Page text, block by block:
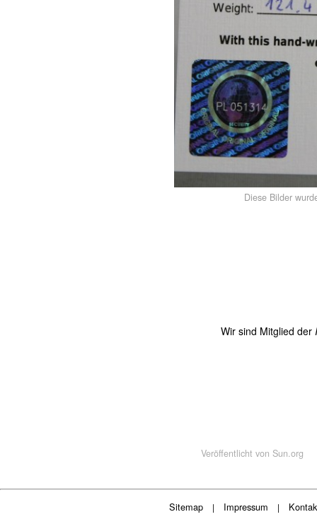
Diese Bilder
Wir sind Mitglied der
Veröffentlicht von Sun.org
Sitemap | Impressum |